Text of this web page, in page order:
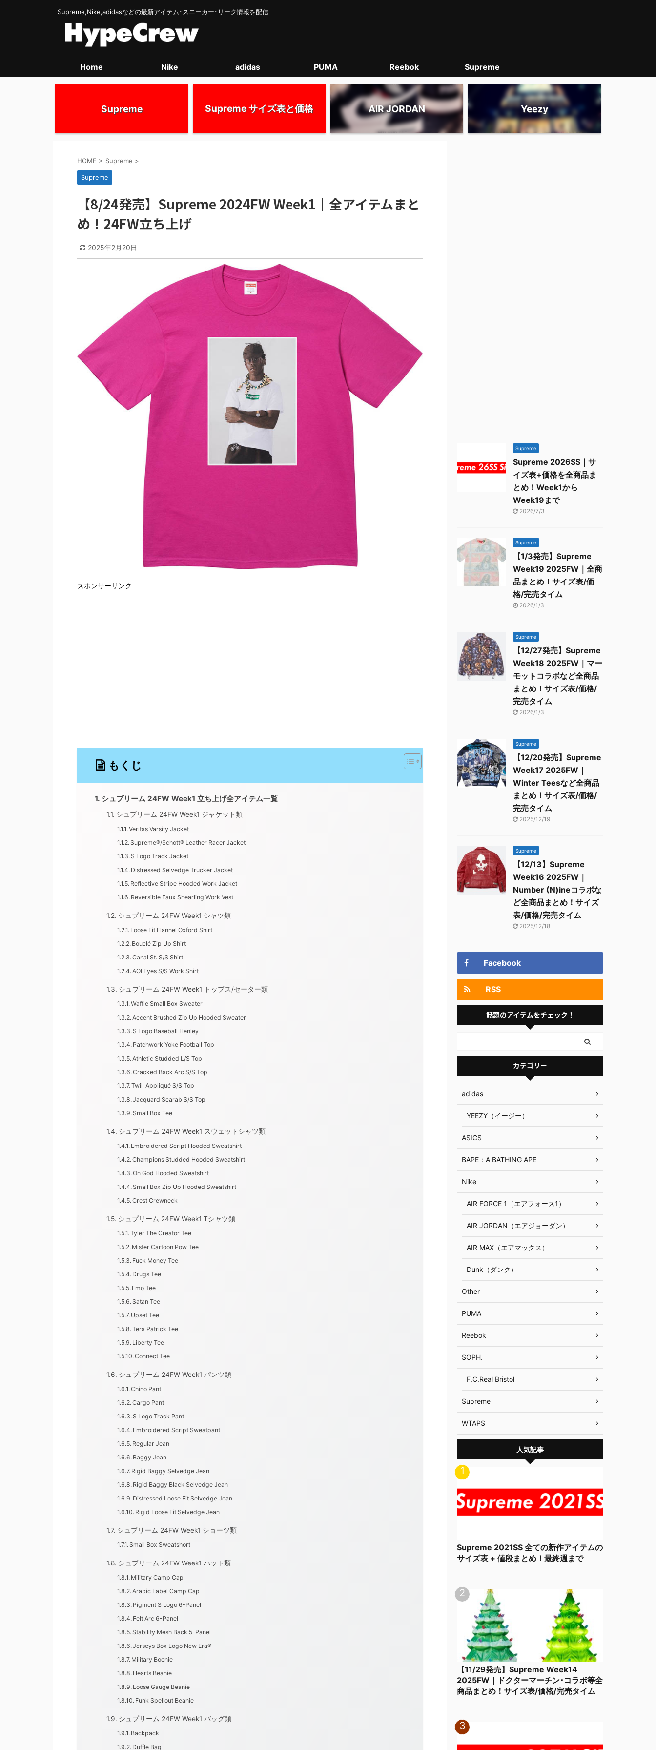
Supreme,Nike,adidasなどの最新アイテム･スニーカー･リーク情報を配信
Home Nike adidas PUMA Reebok Supreme
Supreme Supreme サイズ表と価格 AIR JORDAN Yeezy
HOME > Supreme >
Supreme
【8/24発売】Supreme 2024FW Week1｜全アイテムまと
め！24FW立ち上げ
2025年2月20日
スポンサーリンク
もくじ
シュプリーム 24FW Week1 立ち上げ全アイテム一覧
シュプリーム 24FW Week1 ジャケット類
Veritas Varsity Jacket
Supreme®/Schott® Leather Racer Jacket
S Logo Track Jacket
Distressed Selvedge Trucker Jacket
Reflective Stripe Hooded Work Jacket
Reversible Faux Shearling Work Vest
シュプリーム 24FW Week1 シャツ類
Loose Fit Flannel Oxford Shirt
Bouclé Zip Up Shirt
Canal St. S/S Shirt
AOI Eyes S/S Work Shirt
シュプリーム 24FW Week1 トップス/セーター類
Waffle Small Box Sweater
Accent Brushed Zip Up Hooded Sweater
S Logo Baseball Henley
Patchwork Yoke Football Top
Athletic Studded L/S Top
Cracked Back Arc S/S Top
Twill Appliqué S/S Top
Jacquard Scarab S/S Top
Small Box Tee
シュプリーム 24FW Week1 スウェットシャツ類
Embroidered Script Hooded Sweatshirt
Champions Studded Hooded Sweatshirt
On God Hooded Sweatshirt
Small Box Zip Up Hooded Sweatshirt
Crest Crewneck
シュプリーム 24FW Week1 Tシャツ類
Tyler The Creator Tee
Mister Cartoon Pow Tee
Fuck Money Tee
Drugs Tee
Emo Tee
Satan Tee
Upset Tee
Tera Patrick Tee
Liberty Tee
Connect Tee
シュプリーム 24FW Week1 パンツ類
Chino Pant
Cargo Pant
S Logo Track Pant
Embroidered Script Sweatpant
Regular Jean
Baggy Jean
Rigid Baggy Selvedge Jean
Rigid Baggy Black Selvedge Jean
Distressed Loose Fit Selvedge Jean
Rigid Loose Fit Selvedge Jean
シュプリーム 24FW Week1 ショーツ類
Small Box Sweatshort
シュプリーム 24FW Week1 ハット類
Military Camp Cap
Arabic Label Camp Cap
Pigment S Logo 6-Panel
Felt Arc 6-Panel
Stability Mesh Back 5-Panel
Jerseys Box Logo New Era®
Military Boonie
Hearts Beanie
Loose Gauge Beanie
Funk Spellout Beanie
シュプリーム 24FW Week1 バッグ類
Backpack
Duffle Bag
Supreme
Supreme 2026SS｜サ
イズ表+価格を全商品ま
とめ！Week1から
Week19まで
2026/7/3
Supreme
【1/3発売】Supreme
Week19 2025FW｜全商
品まとめ！サイズ表/価
格/完売タイム
2026/1/3
Supreme
【12/27発売】Supreme
Week18 2025FW｜マー
モットコラボなど全商品
まとめ！サイズ表/価格/
完売タイム
2026/1/3
Supreme
【12/20発売】Supreme
Week17 2025FW｜
Winter Teesなど全商品
まとめ！サイズ表/価格/
完売タイム
2025/12/19
Supreme
【12/13】Supreme
Week16 2025FW｜
Number (N)ineコラボな
ど全商品まとめ！サイズ
表/価格/完売タイム
2025/12/18
Facebook
RSS
話題のアイテムをチェック！
カテゴリー
adidas
YEEZY（イージー）
ASICS
BAPE：A BATHING APE
Nike
AIR FORCE 1（エアフォース1）
AIR JORDAN（エアジョーダン）
AIR MAX（エアマックス）
Dunk（ダンク）
Other
PUMA
Reebok
SOPH.
F.C.Real Bristol
Supreme
WTAPS
人気記事
Supreme 2021SS 全ての新作アイテムの
サイズ表 + 値段まとめ！最終週まで
【11/29発売】Supreme Week14
2025FW｜ドクターマーチン･コラボ等全
商品まとめ！サイズ表/価格/完売タイム